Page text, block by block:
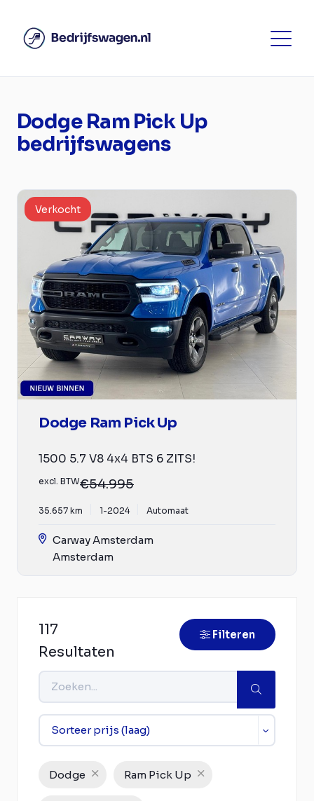
Dodge Ram Pick Up
bedrijfswagens
Verkocht
Dodge Ram Pick Up
1500 5.7 V8 4x4 BTS 6 ZITS!
excl. BTW€54.995
35.657 km 1-2024 Automaat
Carway Amsterdam
Amsterdam
117
Resultaten
Filteren
Dodge Ram Pick Up